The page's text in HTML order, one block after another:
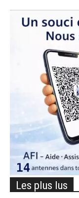
Les plus lus